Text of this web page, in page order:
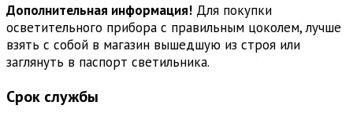
Дополнительная информация! Для покупки
осветительного прибора с правильным цоколем, лучше
взять с собой в магазин вышедшую из строя или
заглянуть в паспорт светильника.
Срок службы